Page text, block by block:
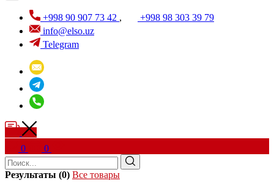
+998 90 907 73 42 ,
+998 98 303 39 79
info@elso.uz
Telegram
0 0
Результаты (0) Все товары